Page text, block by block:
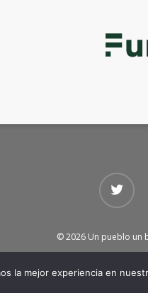
twitter
© 2026 Un pueblo un
la mejor experiencia en